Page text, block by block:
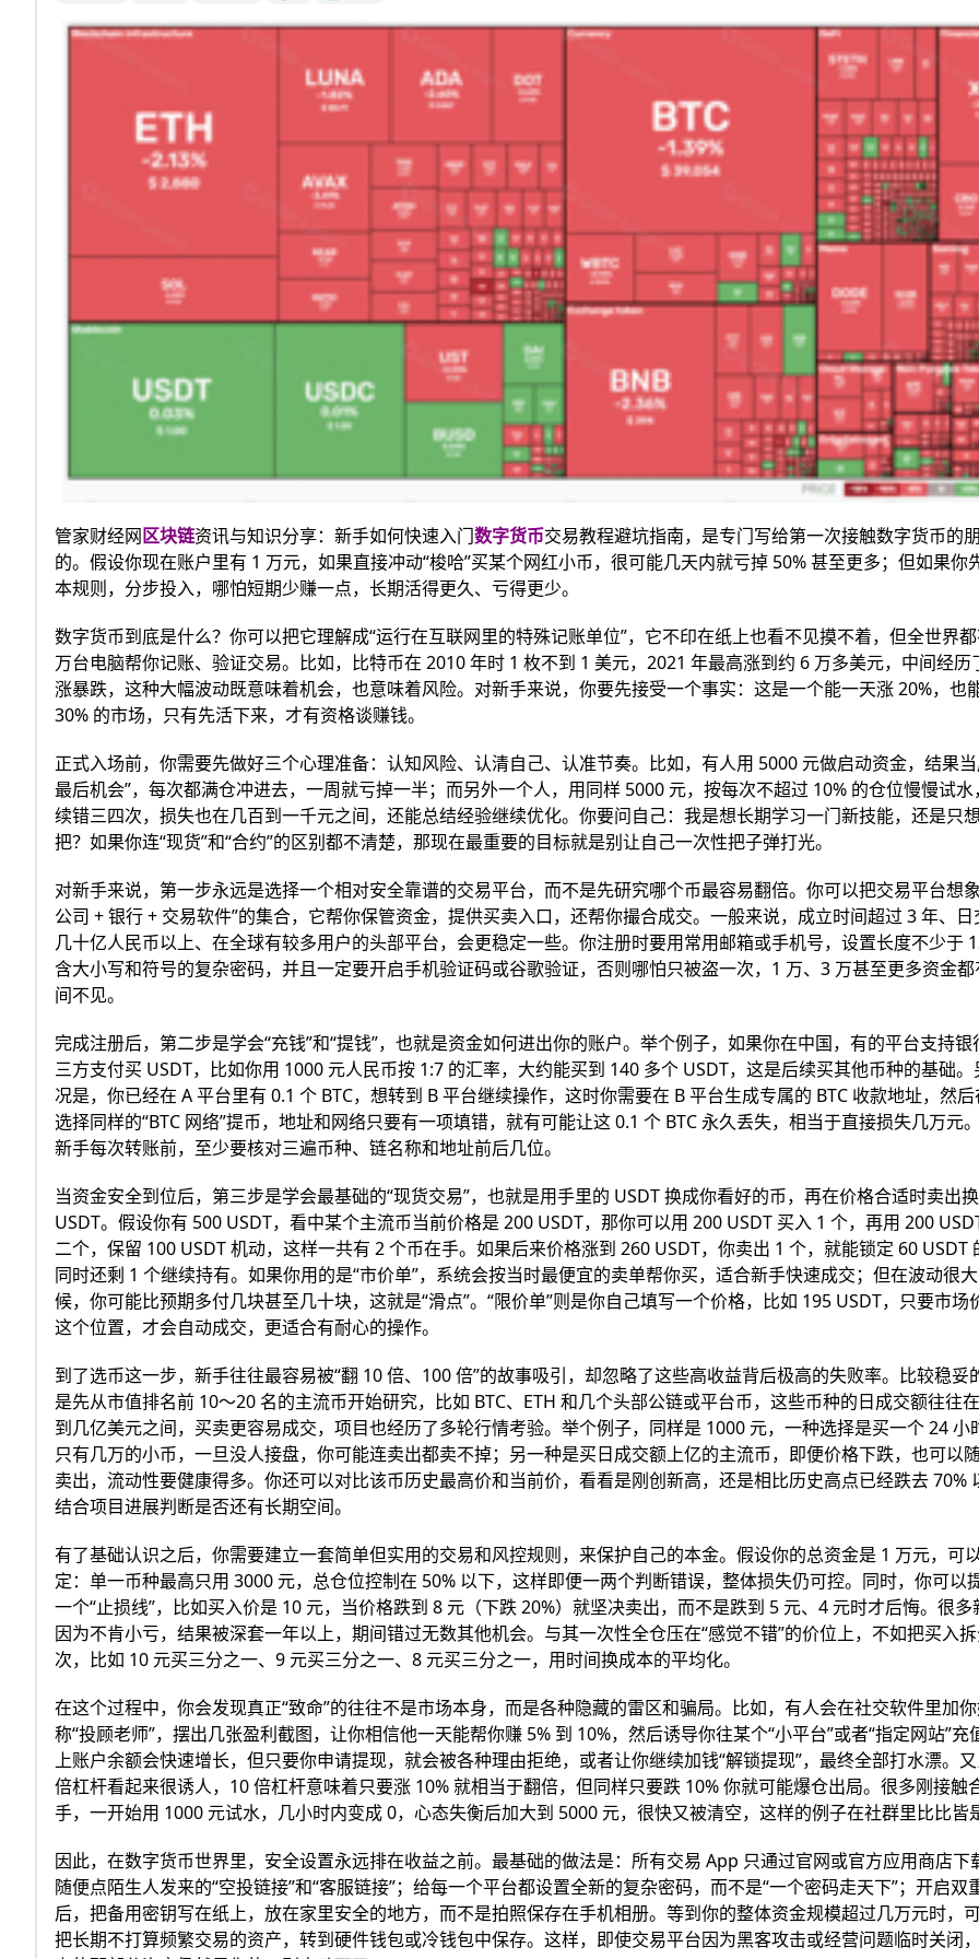
管家财经网区块链资讯与知识分享：新手如何快速入门数字货币交易教程避坑指南，是专门写给第一次接触数字货币的
的。假设你现在账户里有 1 万元，如果直接冲动“梭哈”买某个网红小币，很可能几天内就亏掉 50% 甚至更多；但如果你
本规则，分步投入，哪怕短期少赚一点，长期活得更久、亏得更少。
数字货币到底是什么？你可以把它理解成“运行在互联网里的特殊记账单位”，它不印在纸上也看不见摸不着，但全世界
万台电脑帮你记账、验证交易。比如，比特币在 2010 年时 1 枚不到 1 美元，2021 年最高涨到约 6 万多美元，中间经历
涨暴跌，这种大幅波动既意味着机会，也意味着风险。对新手来说，你要先接受一个事实：这是一个能一天涨 20%，也
30% 的市场，只有先活下来，才有资格谈赚钱。
正式入场前，你需要先做好三个心理准备：认知风险、认清自己、认准节奏。比如，有人用 5000 元做启动资金，结果
最后机会”，每次都满仓冲进去，一周就亏掉一半；而另外一个人，用同样 5000 元，按每次不超过 10% 的仓位慢慢试
续错三四次，损失也在几百到一千元之间，还能总结经验继续优化。你要问自己：我是想长期学习一门新技能，还是只
把？如果你连“现货”和“合约”的区别都不清楚，那现在最重要的目标就是别让自己一次性把子弹打光。
对新手来说，第一步永远是选择一个相对安全靠谱的交易平台，而不是先研究哪个币最容易翻倍。你可以把交易平台想
公司 + 银行 + 交易软件”的集合，它帮你保管资金，提供买卖入口，还帮你撮合成交。一般来说，成立时间超过 3 年、
几十亿人民币以上、在全球有较多用户的头部平台，会更稳定一些。你注册时要用常用邮箱或手机号，设置长度不少于
含大小写和符号的复杂密码，并且一定要开启手机验证码或谷歌验证，否则哪怕只被盗一次，1 万、3 万甚至更多资金
间不见。
完成注册后，第二步是学会“充钱”和“提钱”，也就是资金如何进出你的账户。举个例子，如果你在中国，有的平台支持银
三方支付买 USDT，比如你用 1000 元人民币按 1:7 的汇率，大约能买到 140 多个 USDT，这是后续买其他币种的基础
况是，你已经在 A 平台里有 0.1 个 BTC，想转到 B 平台继续操作，这时你需要在 B 平台生成专属的 BTC 收款地址，然
选择同样的“BTC 网络”提币，地址和网络只要有一项填错，就有可能让这 0.1 个 BTC 永久丢失，相当于直接损失几万元
新手每次转账前，至少要核对三遍币种、链名称和地址前后几位。
当资金安全到位后，第三步是学会最基础的“现货交易”，也就是用手里的 USDT 换成你看好的币，再在价格合适时卖出
USDT。假设你有 500 USDT，看中某个主流币当前价格是 200 USDT，那你可以用 200 USDT 买入 1 个，再用 200
二个，保留 100 USDT 机动，这样一共有 2 个币在手。如果后来价格涨到 260 USDT，你卖出 1 个，就能锁定 60 USDT
同时还剩 1 个继续持有。如果你用的是“市价单”，系统会按当时最便宜的卖单帮你买，适合新手快速成交；但在波动很
候，你可能比预期多付几块甚至几十块，这就是“滑点”。“限价单”则是你自己填写一个价格，比如 195 USDT，只要市场
这个位置，才会自动成交，更适合有耐心的操作。
到了选币这一步，新手往往最容易被“翻 10 倍、100 倍”的故事吸引，却忽略了这些高收益背后极高的失败率。比较稳妥
是先从市值排名前 10～20 名的主流币开始研究，比如 BTC、ETH 和几个头部公链或平台币，这些币种的日成交额往往
到几亿美元之间，买卖更容易成交，项目也经历了多轮行情考验。举个例子，同样是 1000 元，一种选择是买一个 24 小
只有几万的小币，一旦没人接盘，你可能连卖出都卖不掉；另一种是买日成交额上亿的主流币，即便价格下跌，也可以
卖出，流动性要健康得多。你还可以对比该币历史最高价和当前价，看看是刚创新高，还是相比历史高点已经跌去 70%
结合项目进展判断是否还有长期空间。
有了基础认识之后，你需要建立一套简单但实用的交易和风控规则，来保护自己的本金。假设你的总资金是 1 万元，可
定：单一币种最高只用 3000 元，总仓位控制在 50% 以下，这样即便一两个判断错误，整体损失仍可控。同时，你可以
一个“止损线”，比如买入价是 10 元，当价格跌到 8 元（下跌 20%）就坚决卖出，而不是跌到 5 元、4 元时才后悔。很多
因为不肯小亏，结果被深套一年以上，期间错过无数其他机会。与其一次性全仓压在“感觉不错”的价位上，不如把买入
次，比如 10 元买三分之一、9 元买三分之一、8 元买三分之一，用时间换成本的平均化。
在这个过程中，你会发现真正“致命”的往往不是市场本身，而是各种隐藏的雷区和骗局。比如，有人会在社交软件里加
称“投顾老师”，摆出几张盈利截图，让你相信他一天能帮你赚 5% 到 10%，然后诱导你往某个“小平台”或者“指定网站”充
上账户余额会快速增长，但只要你申请提现，就会被各种理由拒绝，或者让你继续加钱“解锁提现”，最终全部打水漂。
倍杠杆看起来很诱人，10 倍杠杆意味着只要涨 10% 就相当于翻倍，但同样只要跌 10% 你就可能爆仓出局。很多刚接触
手，一开始用 1000 元试水，几小时内变成 0，心态失衡后加大到 5000 元，很快又被清空，这样的例子在社群里比比皆
因此，在数字货币世界里，安全设置永远排在收益之前。最基础的做法是：所有交易 App 只通过官网或官方应用商店下
随便点陌生人发来的“空投链接”和“客服链接”；给每一个平台都设置全新的复杂密码，而不是“一个密码走天下”；开启双
后，把备用密钥写在纸上，放在家里安全的地方，而不是拍照保存在手机相册。等到你的整体资金规模超过几万元时，
把长期不打算频繁交易的资产，转到硬件钱包或冷钱包中保存。这样，即使交易平台因为黑客攻击或经营问题临时关闭